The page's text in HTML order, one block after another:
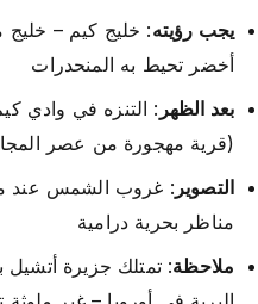
يجب رؤيته: خليج كيم –
أخضر تحيط به المنحدرات
بعد الظهر : التنزه في وادي
(قرية مهجورة من عصر
التصوير : غروب الشمس عند
مناظر بحرية درامية
ملاحظة: تمتلك جزيرة